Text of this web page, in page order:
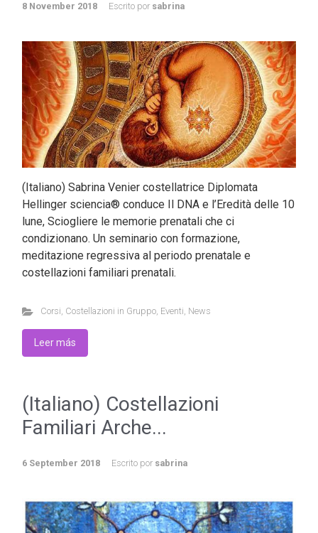
8 November 2018 Escrito por sabrina
(Italiano) Sabrina Venier costellatrice Diplomata
Hellinger sciencia® conduce Il DNA e l’Eredità delle 10
lune, Sciogliere le memorie prenatali che ci
condizionano. Un seminario con formazione,
meditazione regressiva al periodo prenatale e
costellazioni familiari prenatali.
Corsi, Costellazioni in Gruppo, Eventi, News
Leer más
(Italiano) Costellazioni
Familiari Arche...
6 September 2018 Escrito por sabrina